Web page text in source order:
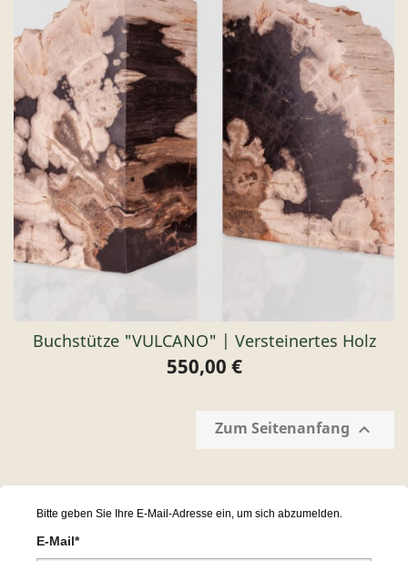
Buchstütze "VULCANO" | Versteinertes Holz
Preis
550,00 €
Zum Seitenanfang 
Bitte geben Sie Ihre E-Mail-Adresse ein, um sich abzumelden.
E-Mail*